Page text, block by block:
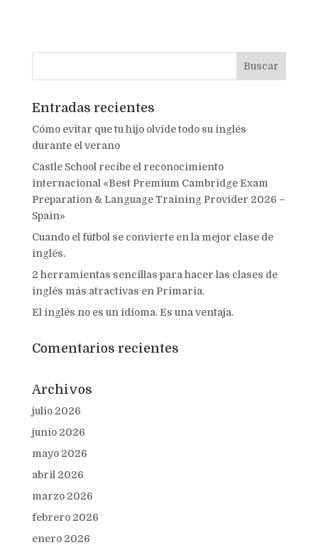
Entradas recientes
Cómo evitar que tu hijo olvide todo su inglés
durante el verano
Castle School recibe el reconocimiento
internacional «Best Premium Cambridge Exam
Preparation & Language Training Provider 2026 –
Spain»
Cuando el fútbol se convierte en la mejor clase de
inglés.
2 herramientas sencillas para hacer las clases de
inglés más atractivas en Primaria.
El inglés no es un idioma. Es una ventaja.
Comentarios recientes
Archivos
julio 2026
junio 2026
mayo 2026
abril 2026
marzo 2026
febrero 2026
enero 2026